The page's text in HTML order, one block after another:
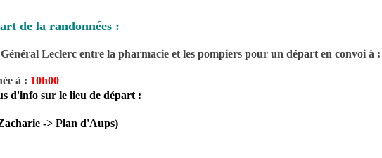
de la randonnées :
Leclerc entre la pharmacie et les pompiers pour un départ en convoi à :
à : 10h00
d'info sur le lieu de départ :
-> Plan d'Aups)